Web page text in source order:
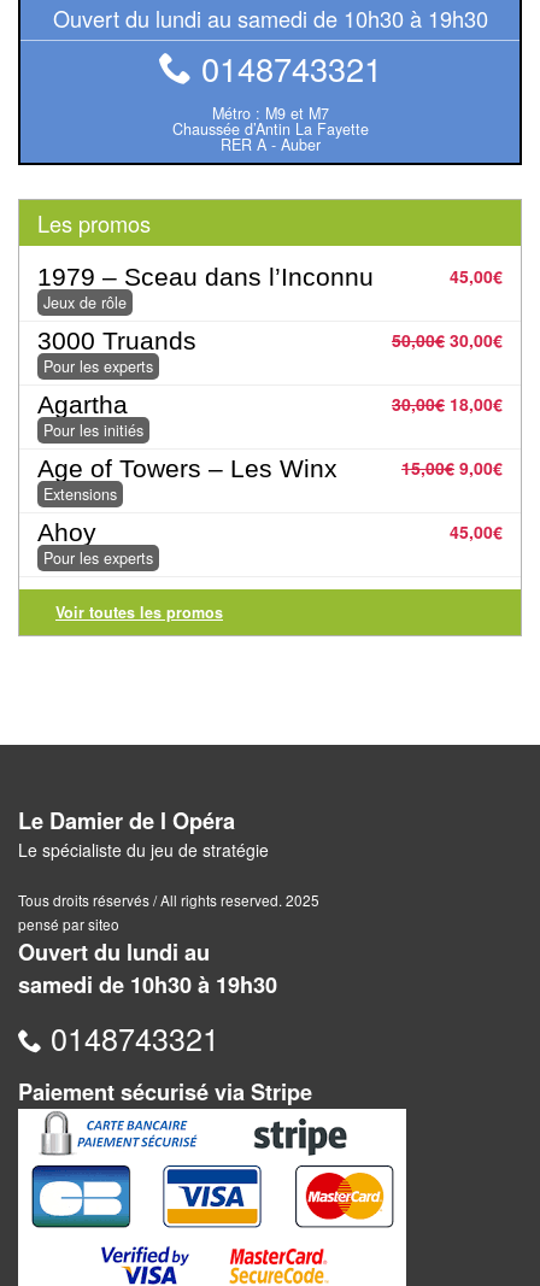
Collectionner
Classiques
Pour
les
enfants
Pour
la
famille
Pour
les
initiés
Pour
les
experts
Joueurs
Ambiance
Coopératif
Gestion
Escape
Game
/
Enquête
Jeux
évolutifs
Ouvert du lundi au samedi de 10h30 à 19h30
0148743321
Métro : M9 et M7
Chaussée d’Antin La Fayette
RER A - Auber
Les promos
45,00€
1979 – Sceau dans l’Inconnu
Jeux de rôle
50,00€ 30,00€
3000 Truands
Pour les experts
30,00€ 18,00€
Agartha
Pour les initiés
15,00€ 9,00€
Age of Towers – Les Winx
Extensions
45,00€
Ahoy
Pour les experts
Voir toutes les promos
Le Damier de l Opéra
Le spécialiste du jeu de stratégie
Tous droits réservés / All rights reserved. 2025
pensé par siteo
Ouvert du lundi au
samedi de 10h30 à 19h30
0148743321
Paiement sécurisé via Stripe